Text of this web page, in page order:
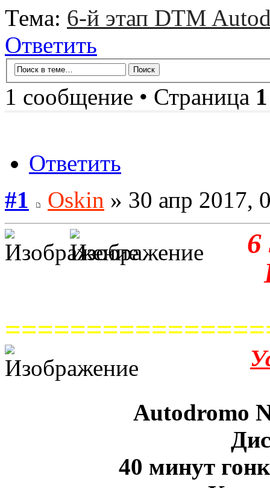
Тема: 6-й этап DTM
Ответить
1 сообщение • Страница 1
Ответить
#1
Oskin » 30 апр 2017,
Autodromo
40 минут